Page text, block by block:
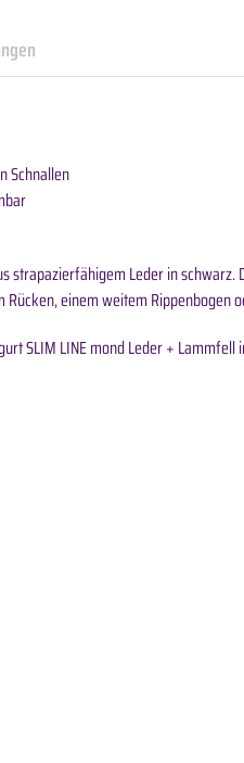
Schnallen
strapazierfähigem Leder in
einem weitem
SLIM LINE mond Leder +